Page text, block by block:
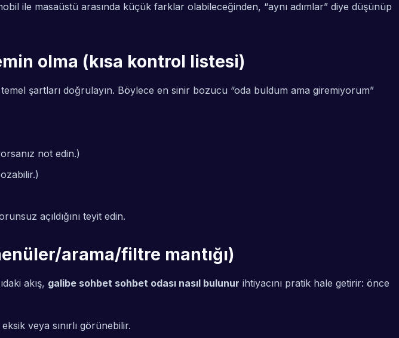
ile masaüstü arasında küçük farklar olabileceğinden, “aynı adımlar” diye düşünüp
olma (kısa kontrol listesi)
şartları doğrulayın. Böylece en sinir bozucu “oda buldum ama giremiyorum”
not edin.)
açıldığını teyit edin.
arama/filtre mantığı)
akış, galibe sohbet sohbet odası nasıl bulunur ihtiyacını pratik hale getirir: önce
veya sınırlı görünebilir.